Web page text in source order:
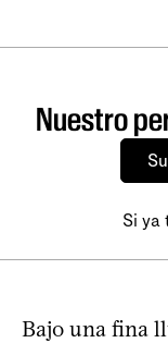
Nuestro
Si ya
Bajo una fina